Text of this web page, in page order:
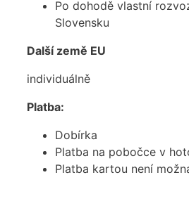
Po dohodě vlastní
Slovensku
Další země EU
individuálně
Platba:
Dobírka
Platba na pobočce v
Platba kartou není